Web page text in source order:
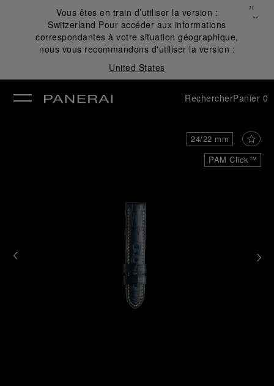
Vous êtes en train d’utiliser la version :
Switzerland Pour accéder aux informations
correspondantes à votre situation géographique,
nous vous recommandons d'utiliser la version :
United States
Fermer
✕
RechercherPanier 0
PAM Click™
24/22 mm